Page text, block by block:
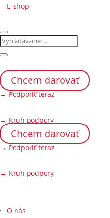
E-shop
Chcem darovať
→ Podporiť teraz
→ Kruh podpory
Chcem darovať
→ Podporiť teraz
→ Kruh podpory
O nás